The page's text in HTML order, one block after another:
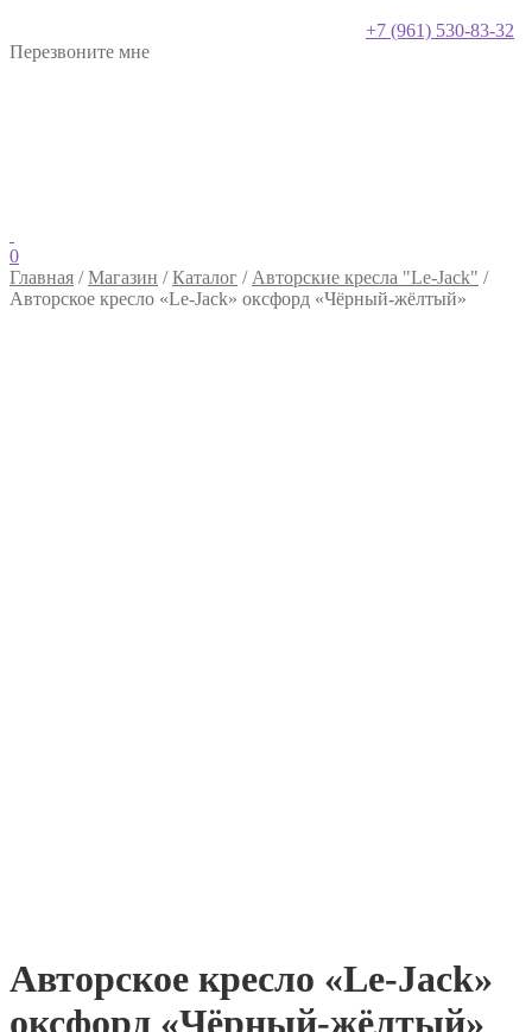
+7 (961) 530-83-32
Перезвоните мне
0
Главная /Магазин /Каталог / Авторские кресла "Le-Jack" /
Авторское кресло «Le-Jack» оксфорд «Чёрный-жёлтый»
Авторское кресло «Le-Jack»
оксфорд «Чёрный-жёлтый»